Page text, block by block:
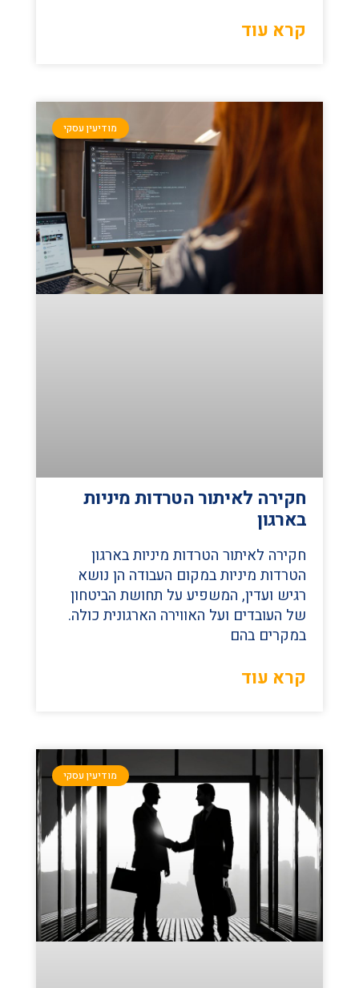
קרא עוד
מודיעין עסקי
חקירה לאיתור הטרדות מיניות
בארגון
חקירה לאיתור הטרדות מיניות בארגון
הטרדות מיניות במקום העבודה הן נושא
רגיש ועדין, המשפיע על תחושת הביטחון
של העובדים ועל האווירה הארגונית כולה.
במקרים בהם
קרא עוד
מודיעין עסקי